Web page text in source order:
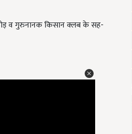
व गुरुनानक किसान क्लब के सह-